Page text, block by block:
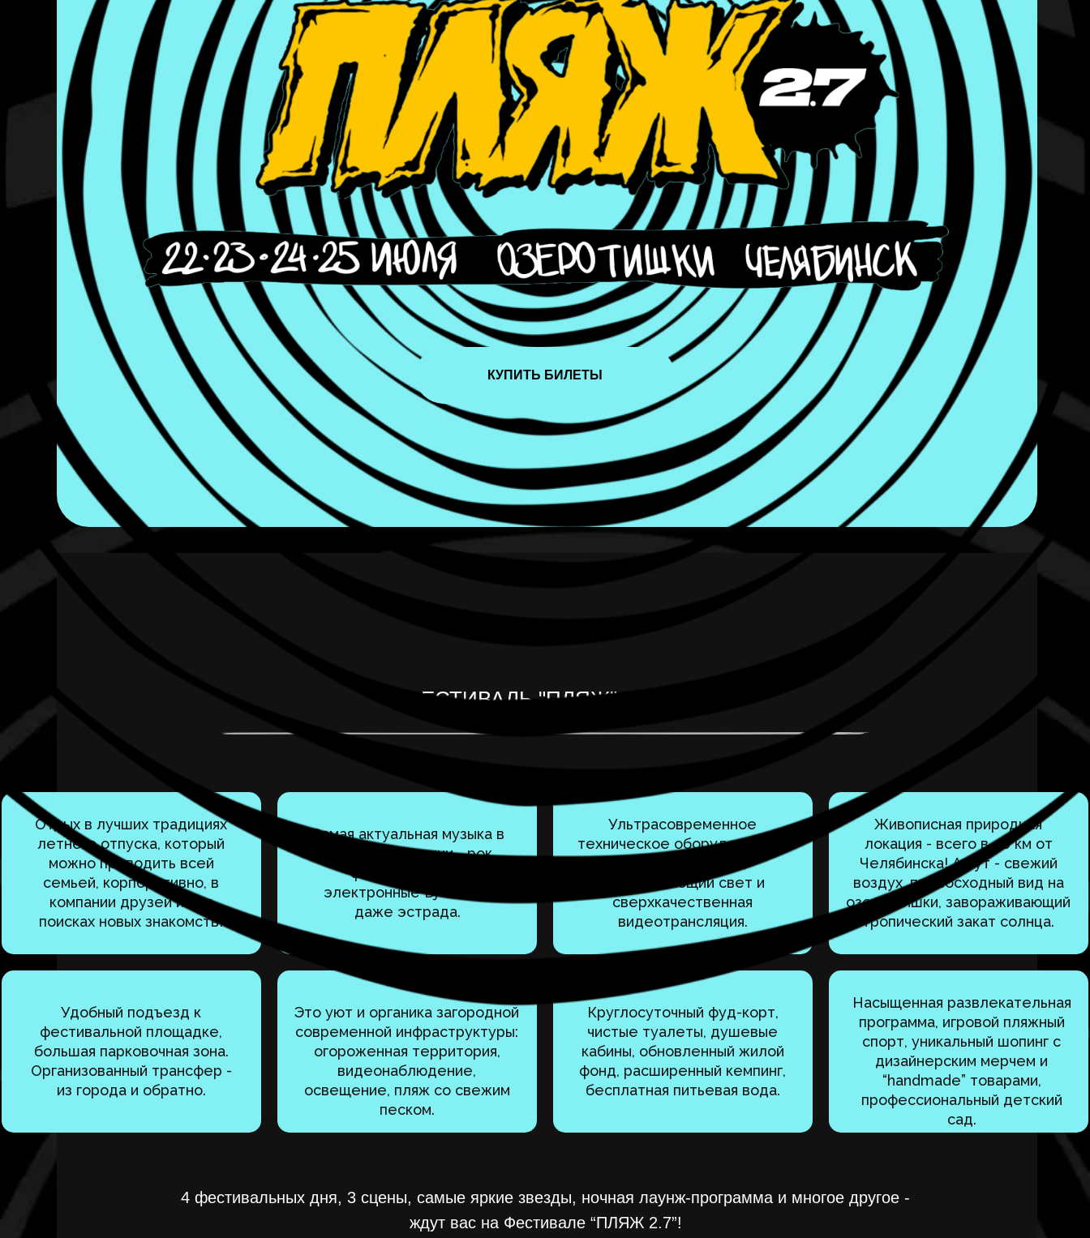
КУПИТЬ БИЛЕТЫ
ФЕСТИВАЛЬ "ПЛЯЖ" - ЭТО:
4 фестивальных дня, 3 сцены, самые яркие звезды, ночная лаунж-программа и многое другое -
ждут вас на Фестивале “ПЛЯЖ 2.7”!
Отдых в лучших традициях
летнего отпуска, который
можно проводить всей
семьей, корпоративно, в
компании друзей или в
поисках новых знакомств!
Самая актуальная музыка в
живом исполнении - рок,
фолк, рейв, рэп,
электронные Dj-сеты и
даже эстрада.
Ультрасовременное
техническое оборудование -
ошеломляющий свет и
сверхкачественная
видеотрансляция.
Живописная природная
локация - всего в 40 км от
Челябинска! А тут - свежий
воздух, превосходный вид на
озеро Тишки, завораживающий
тропический закат солнца.
Удобный подъезд к
фестивальной площадке,
большая парковочная зона.
Организованный трансфер -
из города и обратно.
Это уют и органика загородной
современной инфраструктуры:
огороженная территория,
видеонаблюдение,
освещение, пляж со свежим
песком.
Круглосуточный фуд-корт,
чистые туалеты, душевые
кабины, обновленный жилой
фонд, расширенный кемпинг,
бесплатная питьевая вода.
Насыщенная развлекательная
программа, игровой пляжный
спорт, уникальный шопинг с
дизайнерским мерчем и
“handmade” товарами,
профессиональный детский
сад.